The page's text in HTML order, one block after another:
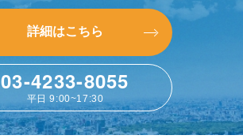
詳細はこちら
詳細はこちら
03-4233-8055
平日 9:00~17:30